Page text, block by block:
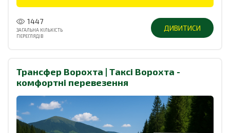
1447
ЗАГАЛЬНА КІЛЬКІСТЬ
ПЕРЕГЛЯДІВ
ДИВИТИСИ
Трансфер Ворохта | Таксі Ворохта -
комфортні перевезення